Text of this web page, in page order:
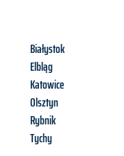
Białystok
Elbląg
Katowice
Olsztyn
Rybnik
Tychy